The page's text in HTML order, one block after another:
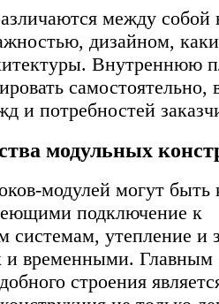
между собой
дизайном,
Внутреннюю
самостоятельно,
и потребностей
модульных
модулей могут быть
подключение к
утепление и
и временными. Главным
строения